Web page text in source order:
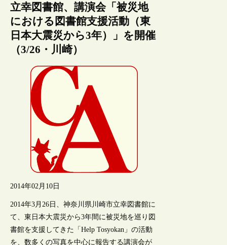
立幸図書館、講演会「被災地
における図書館支援活動（東
日本大震災から3年）」を開催
（3/26・川崎）
2014年02月10日
2014年3月26日、神奈川県川崎市立幸図書館に
て、東日本大震災から3年間に被災地を巡り図
書館を支援してきた「Help Tosyokan」の活動
を、数多くの写真を中心に報告する講演会が